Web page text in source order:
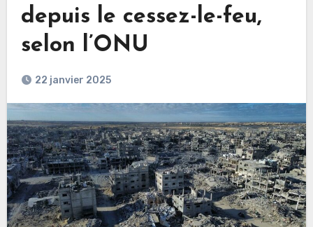
depuis le cessez-le-feu,
selon l’ONU
22 janvier 2025